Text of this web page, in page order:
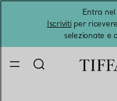
Entra
Iscrivitiper
selezionate e